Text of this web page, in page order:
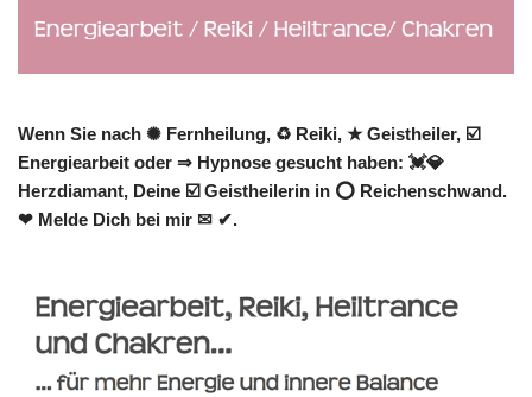
Wenn Sie nach ✺ Fernheilung, ♻ Reiki, ★ Geistheiler, ☑️
Energiearbeit oder ⇒ Hypnose gesucht haben: 💓️💎
Herzdiamant, Deine ☑️ Geistheilerin in ⭕ Reichenschwand.
❤ Melde Dich bei mir ✉ ✔.